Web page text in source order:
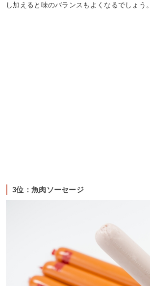
し加えると味のバランスもよくなるでしょう。
3位：魚肉ソーセージ